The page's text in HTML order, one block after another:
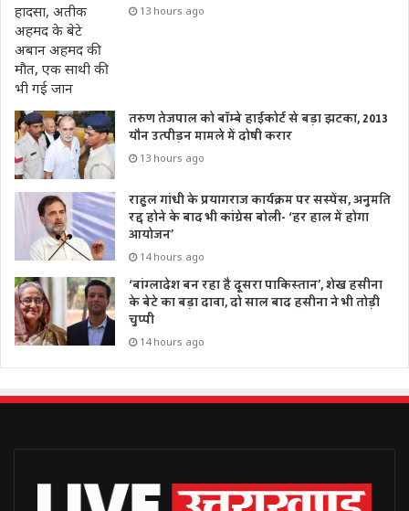
13 hours ago
तरुण तेजपाल को बॉम्बे हाईकोर्ट से बड़ा झटका, 2013
यौन उत्पीड़न मामले में दोषी करार
13 hours ago
राहुल गांधी के प्रयागराज कार्यक्रम पर सस्पेंस, अनुमति
रद्द होने के बाद भी कांग्रेस बोली- ‘हर हाल में होगा
आयोजन’
14 hours ago
‘बांग्लादेश बन रहा है दूसरा पाकिस्तान’, शेख हसीना
के बेटे का बड़ा दावा, दो साल बाद हसीना ने भी तोड़ी
चुप्पी
14 hours ago